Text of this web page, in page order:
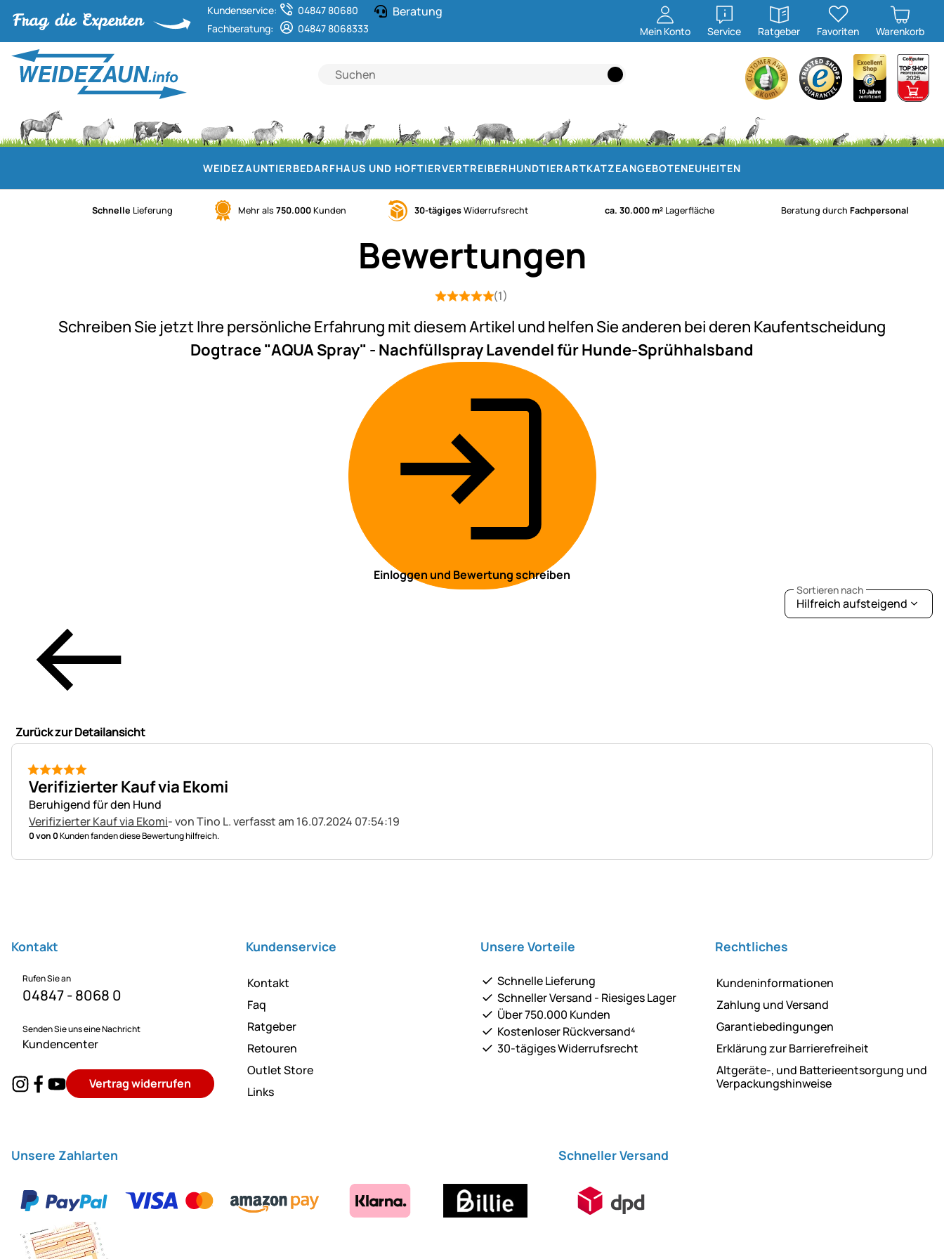
Kundenservice:
04847 80680
Fachberatung:
04847 8068333
Beratung
Mein Konto Service
öffnen
Ratgeber
öffnen
Favoriten Warenkorb
WEIDEZAUNTIERBEDARFHAUS UND HOFTIERVERTREIBERHUNDTIERARTKATZEANGEBOTENEUHEITEN
Schnelle Lieferung Mehr als 750.000Kunden 30-tägigesWiderrufsrecht ca. 30.000 m² Lagerfläche Beratung durch Fachpersonal
Bewertungen
Bewertung: 5 von 5 (1 Bewertungen)
1 Bewertung(1)
Schreiben Sie jetzt Ihre persönliche Erfahrung mit diesem Artikel und helfen Sie anderen bei deren Kaufentscheidung
Dogtrace "AQUA Spray" - Nachfüllspray Lavendel für Hunde-Sprühhalsband
Einloggen und Bewertung schreiben
Zurück zur Detailansicht
Sortieren nach
Hilfreich aufsteigend
5 von 5
Verifizierter Kauf via Ekomi
Beruhigend für den Hund
Verifizierter Kauf via Ekomi- von Tino L.verfasst am 16.07.2024 07:54:19
0 von 0Kunden fanden diese Bewertung hilfreich.
Kontakt
Rufen Sie an
04847 - 8068 0
Senden Sie uns eine Nachricht
Kundencenter
Vertrag widerrufen
Kundenservice
Kontakt
Faq
Ratgeber
Retouren
Outlet Store
Links
Unsere Vorteile
Schnelle Lieferung
Schneller Versand - Riesiges Lager
Über 750.000 Kunden
Kostenloser Rückversand⁴
30-tägiges Widerrufsrecht
Rechtliches
Kundeninformationen
Zahlung und Versand
Garantiebedingungen
Erklärung zur Barrierefreiheit
Altgeräte-, und Batterieentsorgung und
Verpackungshinweise
Unsere Zahlarten Schneller Versand